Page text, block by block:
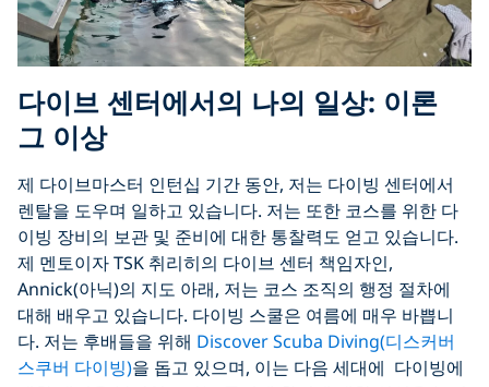
다이브 센터에서의 나의 일상: 이론
그 이상
제 다이브마스터 인턴십 기간 동안, 저는 다이빙 센터에서
렌탈을 도우며 일하고 있습니다. 저는 또한 코스를 위한 다
이빙 장비의 보관 및 준비에 대한 통찰력도 얻고 있습니다.
제 멘토이자 TSK 취리히의 다이브 센터 책임자인,
Annick(아닉)의 지도 아래, 저는 코스 조직의 행정 절차에
대해 배우고 있습니다. 다이빙 스쿨은 여름에 매우 바쁩니
다. 저는 후배들을 위해 Discover Scuba Diving(디스커버
스쿠버 다이빙)을 돕고 있으며, 이는 다음 세대에 다이빙에